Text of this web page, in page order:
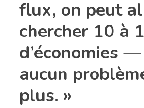
flux, on peut
chercher 10 à
d’économies
aucun
plus. »